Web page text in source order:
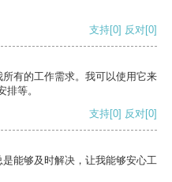
支持[0] 反对[0]
有的工作需求。我可以使用它来
等。
支持[0] 反对[0]
能够及时解决，让我能够安心工